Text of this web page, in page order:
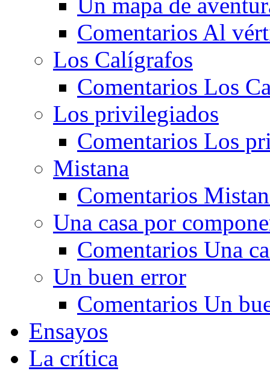
Comentarios Al
Los Calígrafos
Comentarios Los
Los privilegiados
Comentarios Los
Mistana
Comentarios
Una casa por
Comentarios Una
Un buen error
Comentarios Un
Ensayos
La crítica